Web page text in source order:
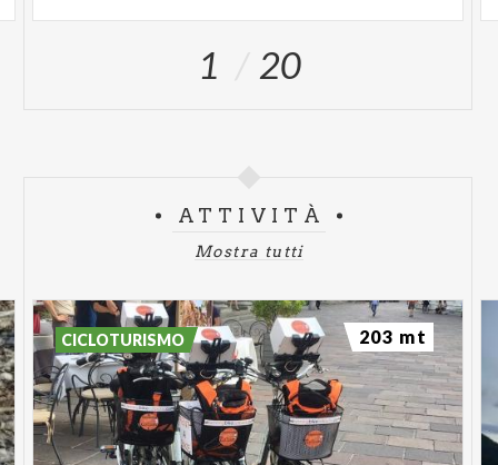
1 20
ATTIVITÀ
Mostra tutti
CICLOTURISMO 203 mt